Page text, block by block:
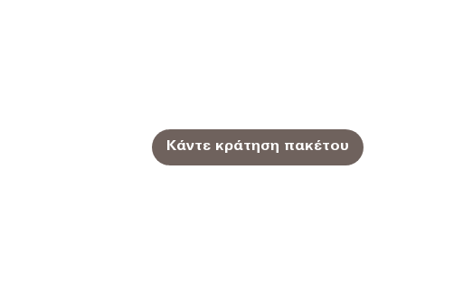
Κάντε κράτηση πακέτου